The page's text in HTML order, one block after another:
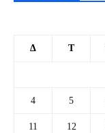
Δ Τ
4 5
11 12